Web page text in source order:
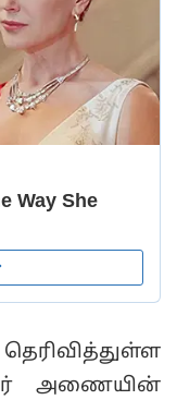
அணையின்